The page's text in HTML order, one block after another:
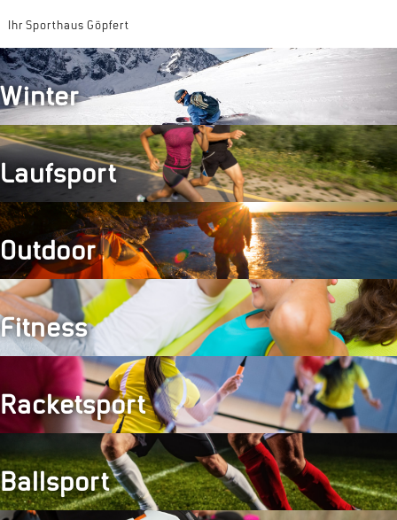
Ihr Sporthaus Göpfert
Winter
Laufsport
Outdoor
Fitness
Racketsport
Ballsport